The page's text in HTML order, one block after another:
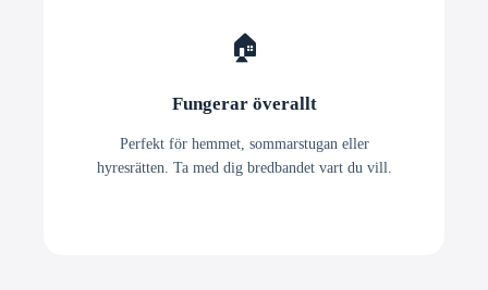
🏠
Fungerar överallt
Perfekt för hemmet, sommarstugan eller
hyresrätten. Ta med dig bredbandet vart du vill.